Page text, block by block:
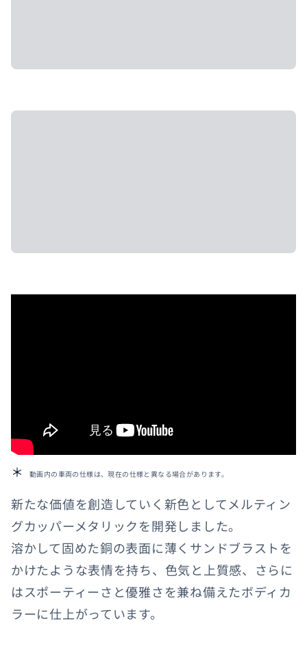
動画内の車両の仕様は、現在の仕様と異なる場合があります。
新たな価値を創造していく新色としてメルティン
グカッパーメタリックを開発しました。
溶かして固めた銅の表面に薄くサンドブラストを
かけたような表情を持ち、色気と上質感、さらに
はスポーティーさと優雅さを兼ね備えたボディカ
ラーに仕上がっています。